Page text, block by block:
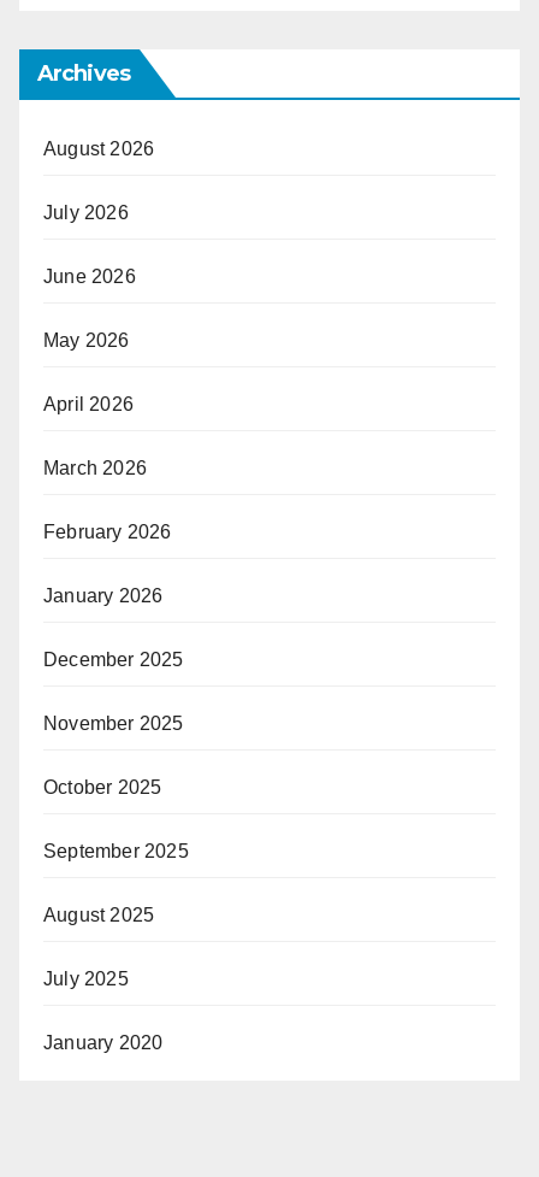
Archives
August 2026
July 2026
June 2026
May 2026
April 2026
March 2026
February 2026
January 2026
December 2025
November 2025
October 2025
September 2025
August 2025
July 2025
January 2020